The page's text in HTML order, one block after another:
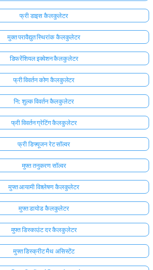
फ्री डाइस कैलकुलेटर
मुक्त परावैद्युत स्थिरांक कैलकुलेटर
डिफरेंशियल इक्वेशन कैलकुलेटर
फ्री विवर्तन कोण कैलकुलेटर
नि: शुल्क विवर्तन कैलकुलेटर
फ्री विवर्तन ग्रेटिंग कैलकुलेटर
फ्री डिफ्यूजन रेट सॉल्वर
मुफ्त तनुकरण सॉल्वर
मुफ्त आयामी विश्लेषण कैलकुलेटर
मुफ्त डायोड कैलकुलेटर
मुफ्त डिस्काउंट दर कैलकुलेटर
मुफ्त डिस्क्रीट मैथ असिस्टेंट